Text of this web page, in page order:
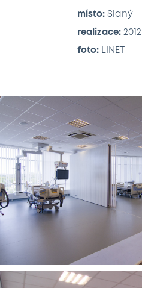
místo: Slaný
realizace: 2012
foto: LINET